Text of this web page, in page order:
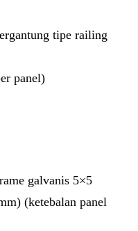
tipe railing
panel)
galvanis 5×5
(ketebalan panel